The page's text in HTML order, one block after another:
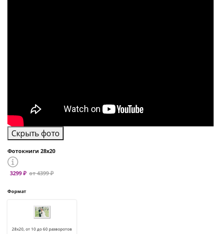
Скрыть фото
Фотокниги 28х20
3299 ₽ от 4399 ₽
Формат
28х20, от 10 до 60 разворотов